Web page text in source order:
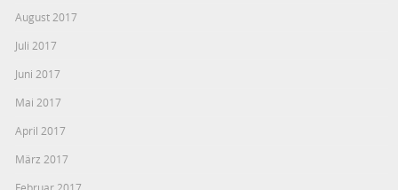
August 2017
Juli 2017
Juni 2017
Mai 2017
April 2017
März 2017